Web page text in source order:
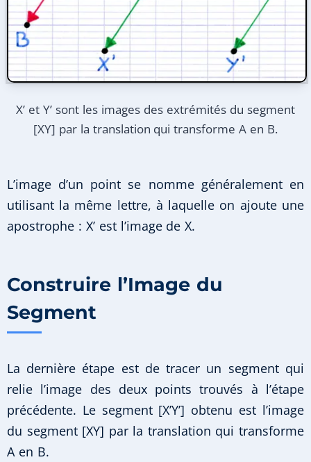
X’ et Y’ sont les images des extrémités du segment
[XY] par la translation qui transforme A en B.
L’image d’un point se nomme généralement en
utilisant la même lettre, à laquelle on ajoute une
apostrophe : X’ est l’image de X.
Construire l’Image du
Segment
La dernière étape est de tracer un segment qui
relie l’image des deux points trouvés à l’étape
précédente. Le segment [X’Y’] obtenu est l’image
du segment [XY] par la translation qui transforme
A en B.